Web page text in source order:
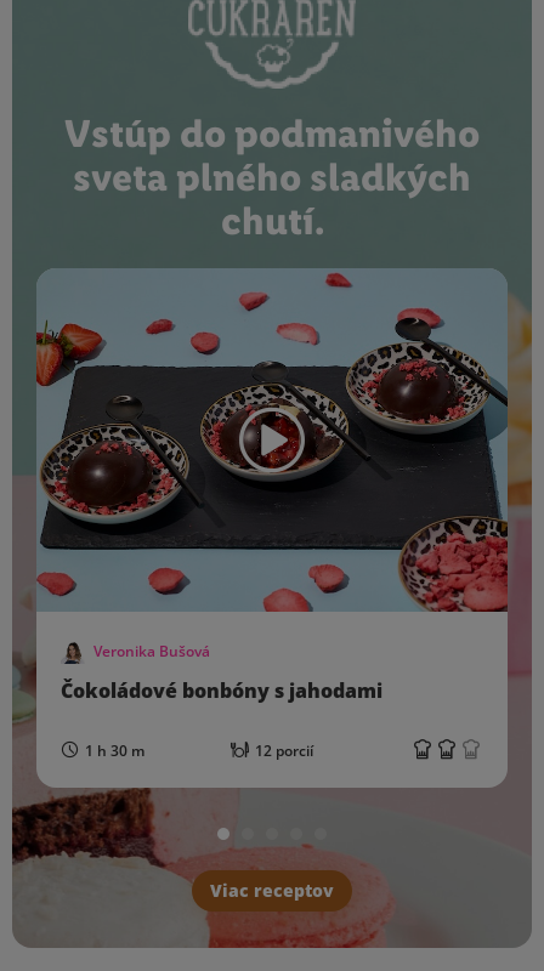
Vstúp do podmanivého
sveta plného sladkých
chutí.
Veronika Bušová
Čokoládové bonbóny s jahodami
1 h 30 m 12 porcií
Viac receptov